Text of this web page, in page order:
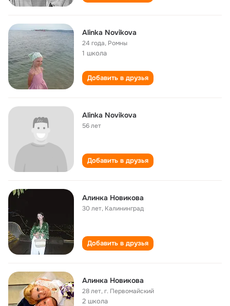
Alinka Novikova
24 года, Ромны
1 школа
Добавить в друзья
Alinka Novikova
56 лет
Добавить в друзья
Алинка Новикова
30 лет, Калининград
Добавить в друзья
Алинка Новикова
28 лет,г. Первомайский
2 школа